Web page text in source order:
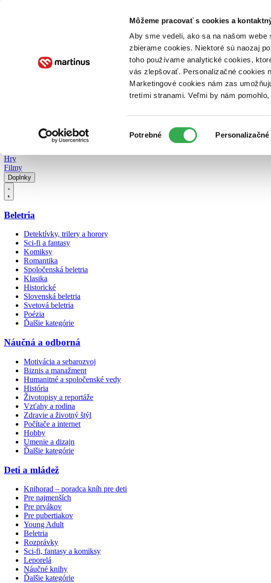
Môžeme pracovať s cookies a
Aby sme vedeli, ako sa na našom
zbierame cookies. Niektoré sú naozaj
toho používame analytické cookies,
vás zlepšovať. Personalizačné cookies
Marketingové cookies nám zas
tretími stranami. Veľmi by nám
súhlasu
Potrebné Personalizačné
Poukážky Kontakt
Hry
Filmy
Doplnky
Beletria
Detektívky, trilery a horory
Sci-fi a fantasy
Komiksy
Romantika
Spoločenská beletria
Klasika
Historické
Slovenská beletria
Svetová beletria
Poézia
Ďalšie kategórie
Náučná a odborná
Motivácia a sebarozvoj
Biznis a manažment
Humanitné a spoločenské vedy
História
Životopisy a reportáže
Vzťahy a rodina
Zdravie a životný štýl
Počítače a internet
Hobby
Umenie a dizajn
Ďalšie kategórie
Deti a mládež
Knihorad – poradca kníh pre deti
Pre najmenších
Pre prvákov
Pre pubertiakov
Young Adult
Beletria
Rozprávky
Sci-fi, fantasy a komiksy
Leporelá
Náučné knihy
Ďalšie kategórie